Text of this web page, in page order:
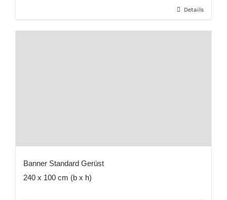
Details
Banner Standard Gerüst
240 x 100 cm (b x h)